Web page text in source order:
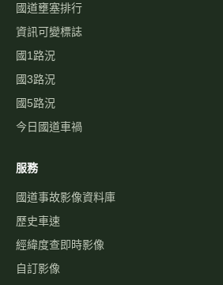
國道壅塞排行
資訊可變標誌
國1路況
國3路況
國5路況
今日國道車禍
服務
國道事故影像資料庫
歷史車速
經緯度查即時影像
自訂影像